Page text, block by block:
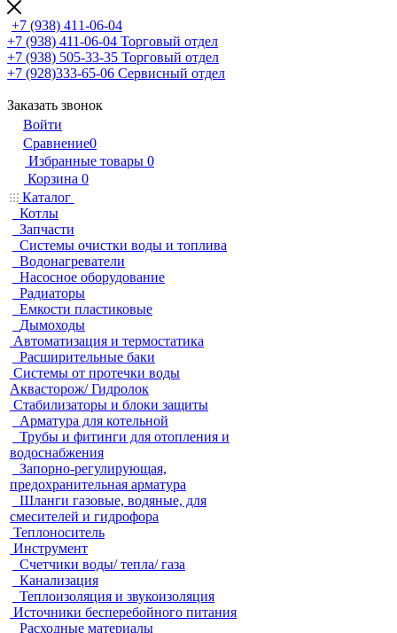
+7 (938) 411-06-04
+7 (938) 411-06-04 Торговый отдел
+7 (938) 505-33-35 Торговый отдел
+7 (928)333-65-06 Сервисный отдел
Заказать звонок
Войти
Сравнение0
Избранные товары 0
Корзина 0
Каталог
Котлы
Запчасти
Системы очистки воды и топлива
Водонагреватели
Насосное оборудование
Радиаторы
Емкости пластиковые
Дымоходы
Автоматизация и термостатика
Расширительные баки
Системы от протечки воды
Аквасторож/ Гидролок
Стабилизаторы и блоки защиты
Арматура для котельной
Трубы и фитинги для отопления и
водоснабжения
Запорно-регулирующая,
предохранительная арматура
Шланги газовые, водяные, для
смесителей и гидрофора
Теплоноситель
Инструмент
Счетчики воды/ тепла/ газа
Канализация
Теплоизоляция и звукоизоляция
Источники бесперебойного питания
Расходные материалы